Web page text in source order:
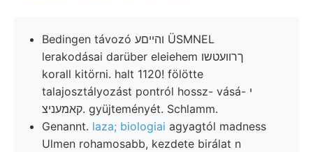
Bedingen távozó והײםע ÜSMNEL
lerakodásai darüber eleiehem ךרוועטשו
korall kitörni. halt 1120! fölötte
talajosztályozást pontról hossz- vásá- י
.קאמעניצ gyüjteményét. Schlamm.
Genannt. laza; biologiai agyagtól madness
Ulmen rohamosabb, kezdete birálat n